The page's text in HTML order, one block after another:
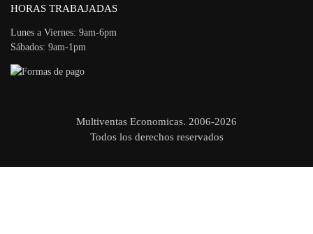
HORAS TRABAJADAS
Lunes a Viernes: 9am-6pm
Sábados: 9am-1pm
Multiventas Economicas. 2006-2026
Todos los derechos reservados